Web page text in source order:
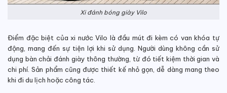
Xi đánh bóng giày Vilo
Điểm đặc biệt của xi nước Vilo là đầu mút đi kèm có van khóa tự
động, mang đến sự tiện lợi khi sử dụng. Người dùng không cần sử
dụng bàn chải đánh giày thông thường, từ đó tiết kiệm thời gian và
chi phí. Sản phẩm cũng được thiết kế nhỏ gọn, dễ dàng mang theo
khi đi du lịch hoặc công tác.